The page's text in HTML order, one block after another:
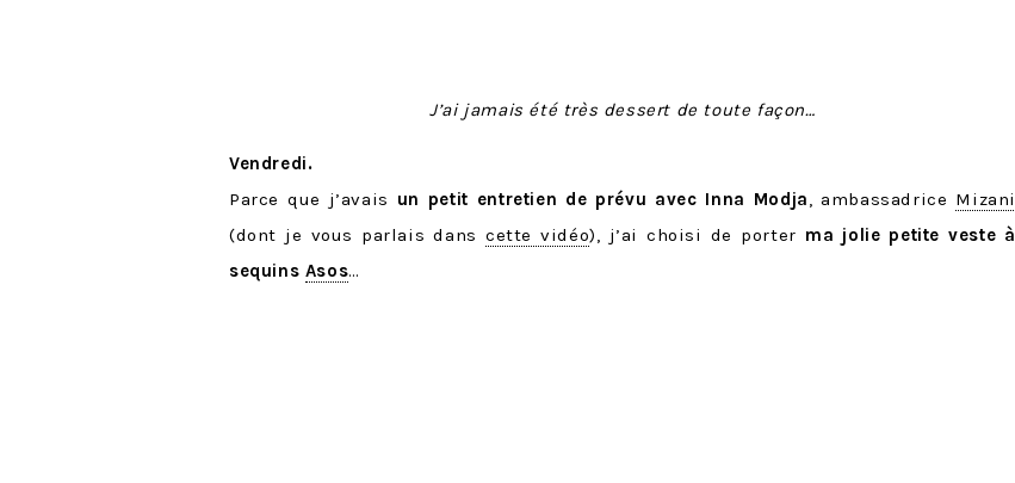
J’ai jamais été très dessert de toute façon…
Vendredi.
Parce que j’avais un petit entretien de prévu avec Inna Modja, ambassadrice Mizani
(dont je vous parlais dans cette vidéo), j’ai choisi de porter ma jolie petite veste à
sequins Asos…